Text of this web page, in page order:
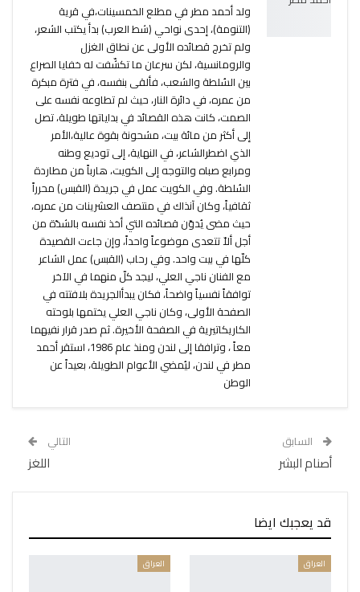
ولد أحمد مطر في مطلع الخمسينات،في قرية
(التنومة)، إحدى نواحي (شط العرب) بدأ يكتب الشعر،
ولم تخرج قصائده الأولى عن نطاق الغزل
والرومانسية، لكن سرعان ما تكشّفت له خفايا الصراع
بين السُلطة والشعب، فألقى بنفسه، في فترة مبكرة
من عمره، في دائرة النار، حيث لم تطاوعه نفسه على
الصمت، كانت هذه القصائد في بداياتها طويلة، تصل
إلى أكثر من مائة بيت، مشحونة بقوة عالية،الأمر
الذي اضطرالشاعر، في النهاية، إلى توديع وطنه
ومرابع صباه والتوجه إلى الكويت، هارباً من مطاردة
السُلطة. وفي الكويت عمل في جريدة (القبس) محرراً
ثقافياً، وكان آنذاك في منتصف العشرينات من عمره،
حيث مضى يُدوّن قصائده التي أخذ نفسه بالشدّة من
أجل ألاّ تتعدى موضوعاً واحداً، وإن جاءت القصيدة
كلّها في بيت واحد. وفي رحاب (القبس) عمل الشاعر
مع الفنان ناجي العلي، ليجد كلّ منهما في الآخر
توافقاً نفسياً واضحاً، فكان يبدأالجريدة بلافتته في
الصفحة الأولى، وكان ناجي العلي يختمها بلوحته
الكاريكاتيرية في الصفحة الأخيرة. ثم صدر قرار نفيهما
معاً ، وترافقا إلى لندن ومنذ عام 1986، استقر أحمد
مطر في لندن، ليُمضي الأعوام الطويلة، بعيداً عن
الوطن
السابق
أصنام البشر
التالي
اللغز
قد يعجبك ايضا
العراق العراق